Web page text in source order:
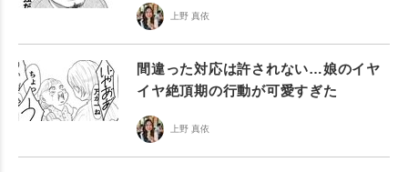
上野 真依
間違った対応は許されない…娘のイヤ
イヤ絶頂期の行動が可愛すぎた
上野 真依